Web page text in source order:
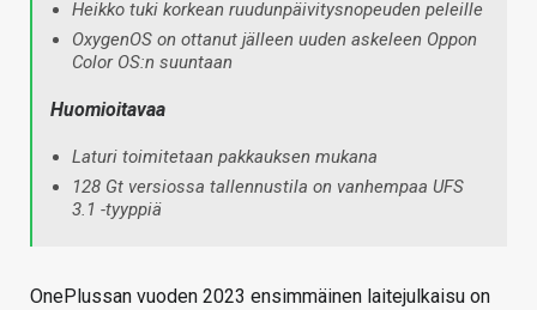
Heikko tuki korkean ruudunpäivitysnopeuden peleille
OxygenOS on ottanut jälleen uuden askeleen Oppon
Color OS:n suuntaan
Huomioitavaa
Laturi toimitetaan pakkauksen mukana
128 Gt versiossa tallennustila on vanhempaa UFS
3.1 -tyyppiä
OnePlussan vuoden 2023 ensimmäinen laitejulkaisu on